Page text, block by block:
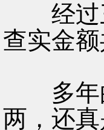
经过三
查实金
多年的
两，还真